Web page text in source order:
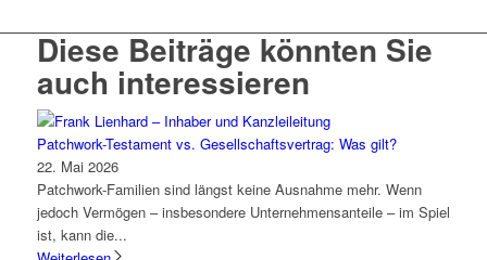
Diese Beiträge könnten Sie
auch interessieren
Patchwork-Testament vs. Gesellschaftsvertrag: Was gilt?
22. Mai 2026
Patchwork-Familien sind längst keine Ausnahme mehr. Wenn
jedoch Vermögen – insbesondere Unternehmensanteile – im Spiel
ist, kann die...